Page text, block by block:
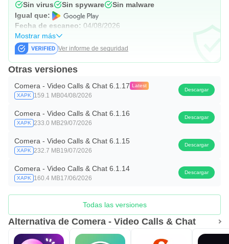
Sin virus
Sin spyware
Sin malware
Igual que:
Fecha de escaneo: 04/08/2026
Mostrar más
Ver informe de seguridad
Otras versiones
Comera - Video Calls & Chat 6.1.17 Latest
XAPK
159.1 MB04/08/2026
Descargar
Comera - Video Calls & Chat 6.1.16
XAPK 233.0 MB29/07/2026
Descargar
Comera - Video Calls & Chat 6.1.15
XAPK 232.7 MB19/07/2026
Descargar
Comera - Video Calls & Chat 6.1.14
XAPK 160.4 MB17/06/2026
Descargar
Todas las versiones
Alternativa de Comera - Video Calls & Chat